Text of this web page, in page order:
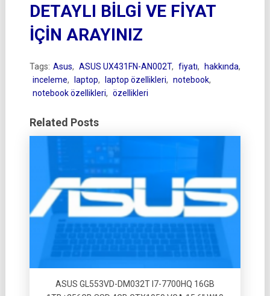
DETAYLI BİLGİ VE FİYAT
İÇİN ARAYINIZ
Tags: Asus, ASUS UX431FN-AN002T, fiyatı, hakkında,
inceleme, laptop, laptop özellikleri, notebook,
notebook özellikleri, özellikleri
Related Posts
ASUS GL553VD-DM032T I7-7700HQ 16GB